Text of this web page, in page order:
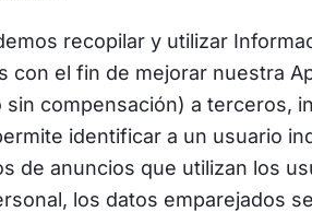
recopilar y utilizar
el fin de mejorar nuestra
compensación) a terceros,
identificar a un usuario
de anuncios que utilizan los
los datos emparejados